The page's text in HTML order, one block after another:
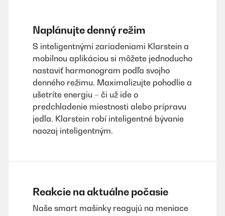
Naplánujte denný režim
S inteligentnými zariadeniami Klarstein a
mobilnou aplikáciou si môžete jednoducho
nastaviť harmonogram podľa svojho
denného režimu. Maximalizujte pohodlie a
ušetríte energiu – či už ide o
predchladenie miestnosti alebo prípravu
jedla. Klarstein robí inteligentné bývanie
naozaj inteligentným.
Reakcie na aktuálne počasie
Naše smart mašinky reagujú na meniace